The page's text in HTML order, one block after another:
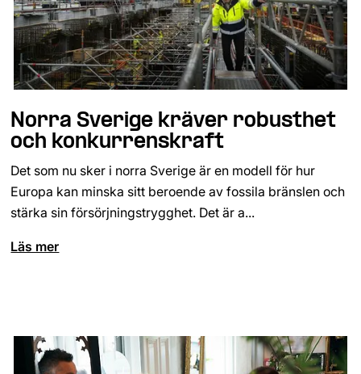
Norra Sverige kräver robusthet
och konkurrenskraft
Det som nu sker i norra Sverige är en modell för hur
Europa kan minska sitt beroende av fossila bränslen och
stärka sin försörjningstrygghet. Det är a...
Läs mer